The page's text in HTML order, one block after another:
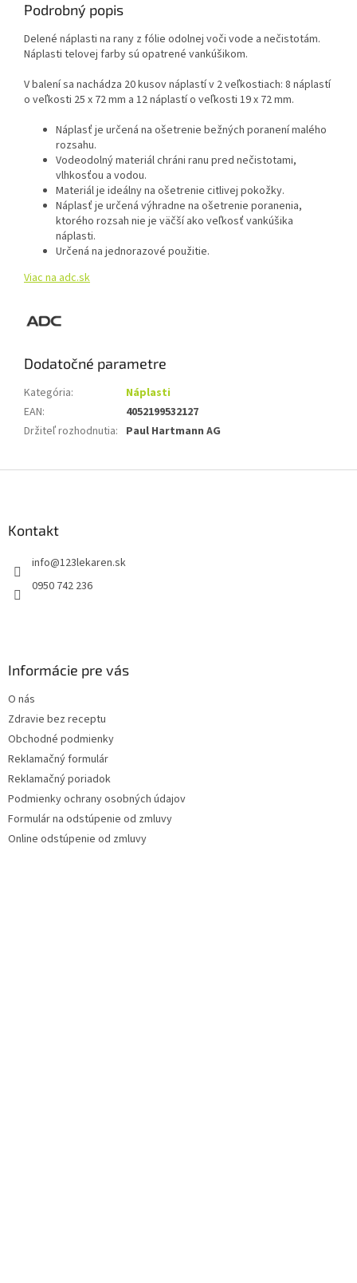
Podrobný popis
Delené náplasti na rany z fólie odolnej voči vode a nečistotám.
Náplasti telovej farby sú opatrené vankúšikom.
V balení sa nachádza 20 kusov náplastí v 2 veľkostiach: 8 náplastí
o veľkosti 25 x 72 mm a 12 náplastí o veľkosti 19 x 72 mm.
Náplasť je určená na ošetrenie bežných poranení malého
rozsahu.
Vodeodolný materiál chráni ranu pred nečistotami,
vlhkosťou a vodou.
Materiál je ideálny na ošetrenie citlivej pokožky.
Náplasť je určená výhradne na ošetrenie poranenia,
ktorého rozsah nie je väčší ako veľkosť vankúšika
náplasti.
Určená na jednorazové použitie.
Viac na adc.sk
Dodatočné parametre
Kategória:
Náplasti
EAN:
4052199532127
Držiteľ rozhodnutia: Paul Hartmann AG
Kontakt
info@123lekaren.sk
0950 742 236
Informácie pre vás
O nás
Zdravie bez receptu
Obchodné podmienky
Reklamačný formulár
Reklamačný poriadok
Podmienky ochrany osobných údajov
Formulár na odstúpenie od zmluvy
Online odstúpenie od zmluvy